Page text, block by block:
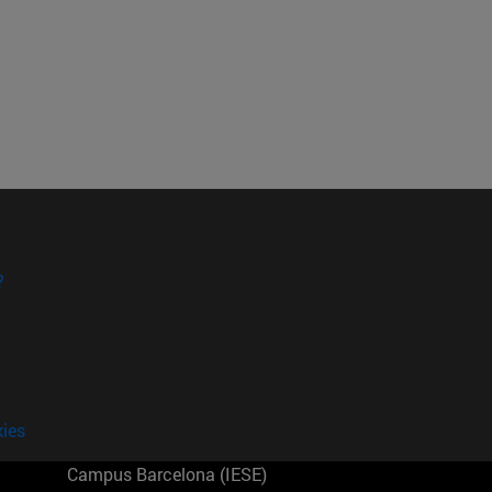
Campus Barcelona (IESE)